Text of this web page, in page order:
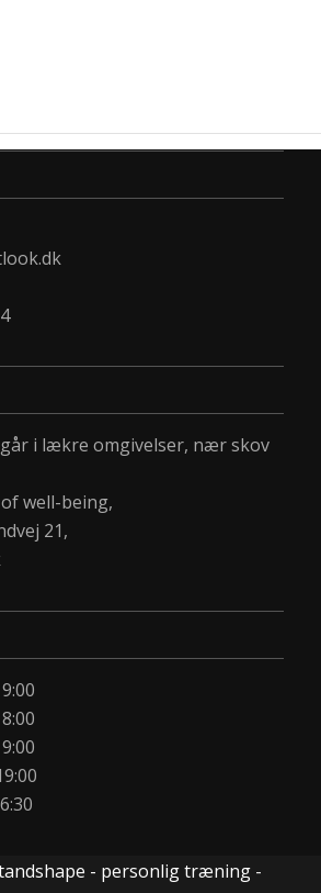
i lækre omgivelser, nær skov
well-being,
21,
- personlig træning-